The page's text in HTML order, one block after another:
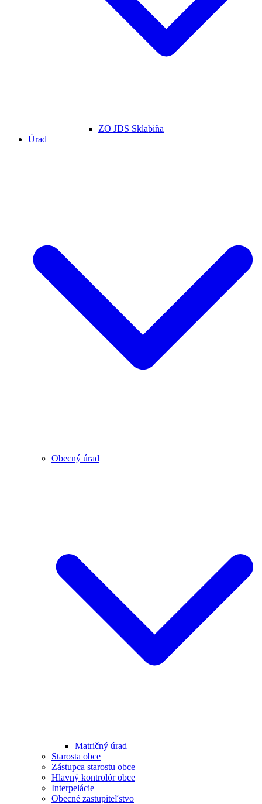
ZO JDS Sklabiňa
Úrad
Obecný úrad
Matričný úrad
Starosta obce
Zástupca starostu obce
Hlavný kontrolór obce
Interpelácie
Obecné zastupiteľstvo